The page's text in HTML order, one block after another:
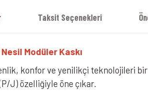
Taksit Seçenekleri
Modüler Kaskı
konfor ve yenilikçi teknolojileri
J) özelliğiyle öne çıkar.